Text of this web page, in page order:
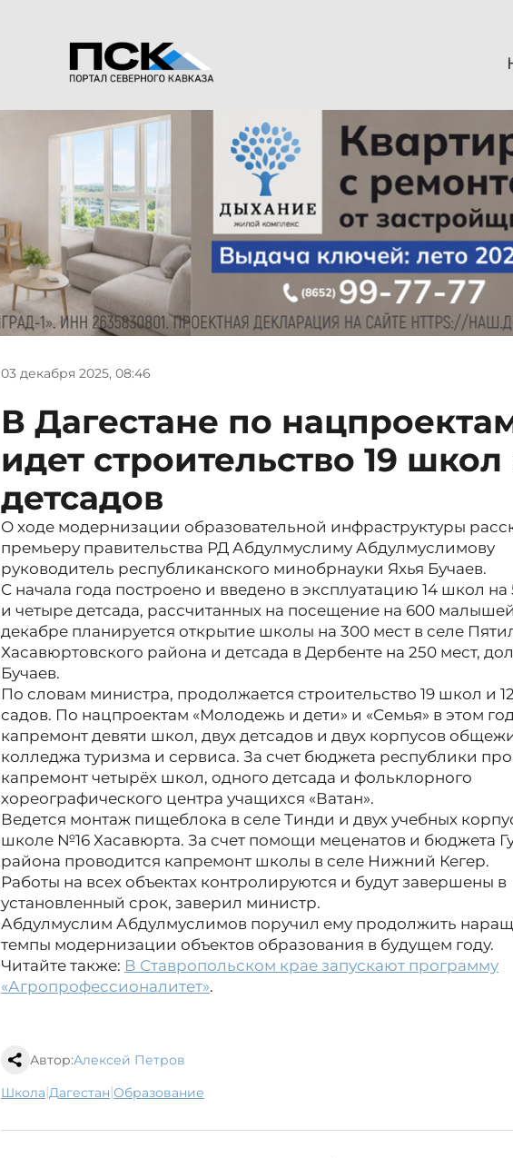
03 декабря 2025, 08:46
В Дагестане по
идет строительство 19 школ
детсадов
О ходе модернизации образовательной инфраструктуры
премьеру правительства РД Абдулмуслиму Абдулмуслимову
руководитель республиканского минобрнауки Яхья Бучаев.
С начала года построено и введено в эксплуатацию 14 школ на
и четыре детсада, рассчитанных на посещение на 600
декабре планируется открытие школы на 300 мест в селе
Хасавюртовского района и детсада в Дербенте на 250 мест,
Бучаев.
По словам министра, продолжается строительство 19 школ и
садов. По нацпроектам «Молодежь и дети» и «Семья» в этом
капремонт девяти школ, двух детсадов и двух корпусов
колледжа туризма и сервиса. За счет бюджета республики
капремонт четырёх школ, одного детсада и фольклорного
хореографического центра учащихся «Ватан».
Ведется монтаж пищеблока в селе Тинди и двух учебных
школе №16 Хасавюрта. За счет помощи меценатов и бюджета
района проводится капремонт школы в селе Нижний Кегер.
Работы на всех объектах контролируются и будут завершены в
установленный срок, заверил министр.
Абдулмуслим Абдулмуслимов поручил ему продолжить
темпы модернизации объектов образования в будущем году.
Читайте также: В Ставропольском крае запускают программу
«Агропрофессионалитет».
Автор:Алексей Петров
школа| Дагестан| образование